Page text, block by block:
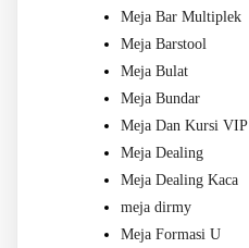
Meja Bar Multiplek
Meja Barstool
Meja Bulat
Meja Bundar
Meja Dan Kursi VIP
Meja Dealing
Meja Dealing Kaca
meja dirmy
Meja Formasi U